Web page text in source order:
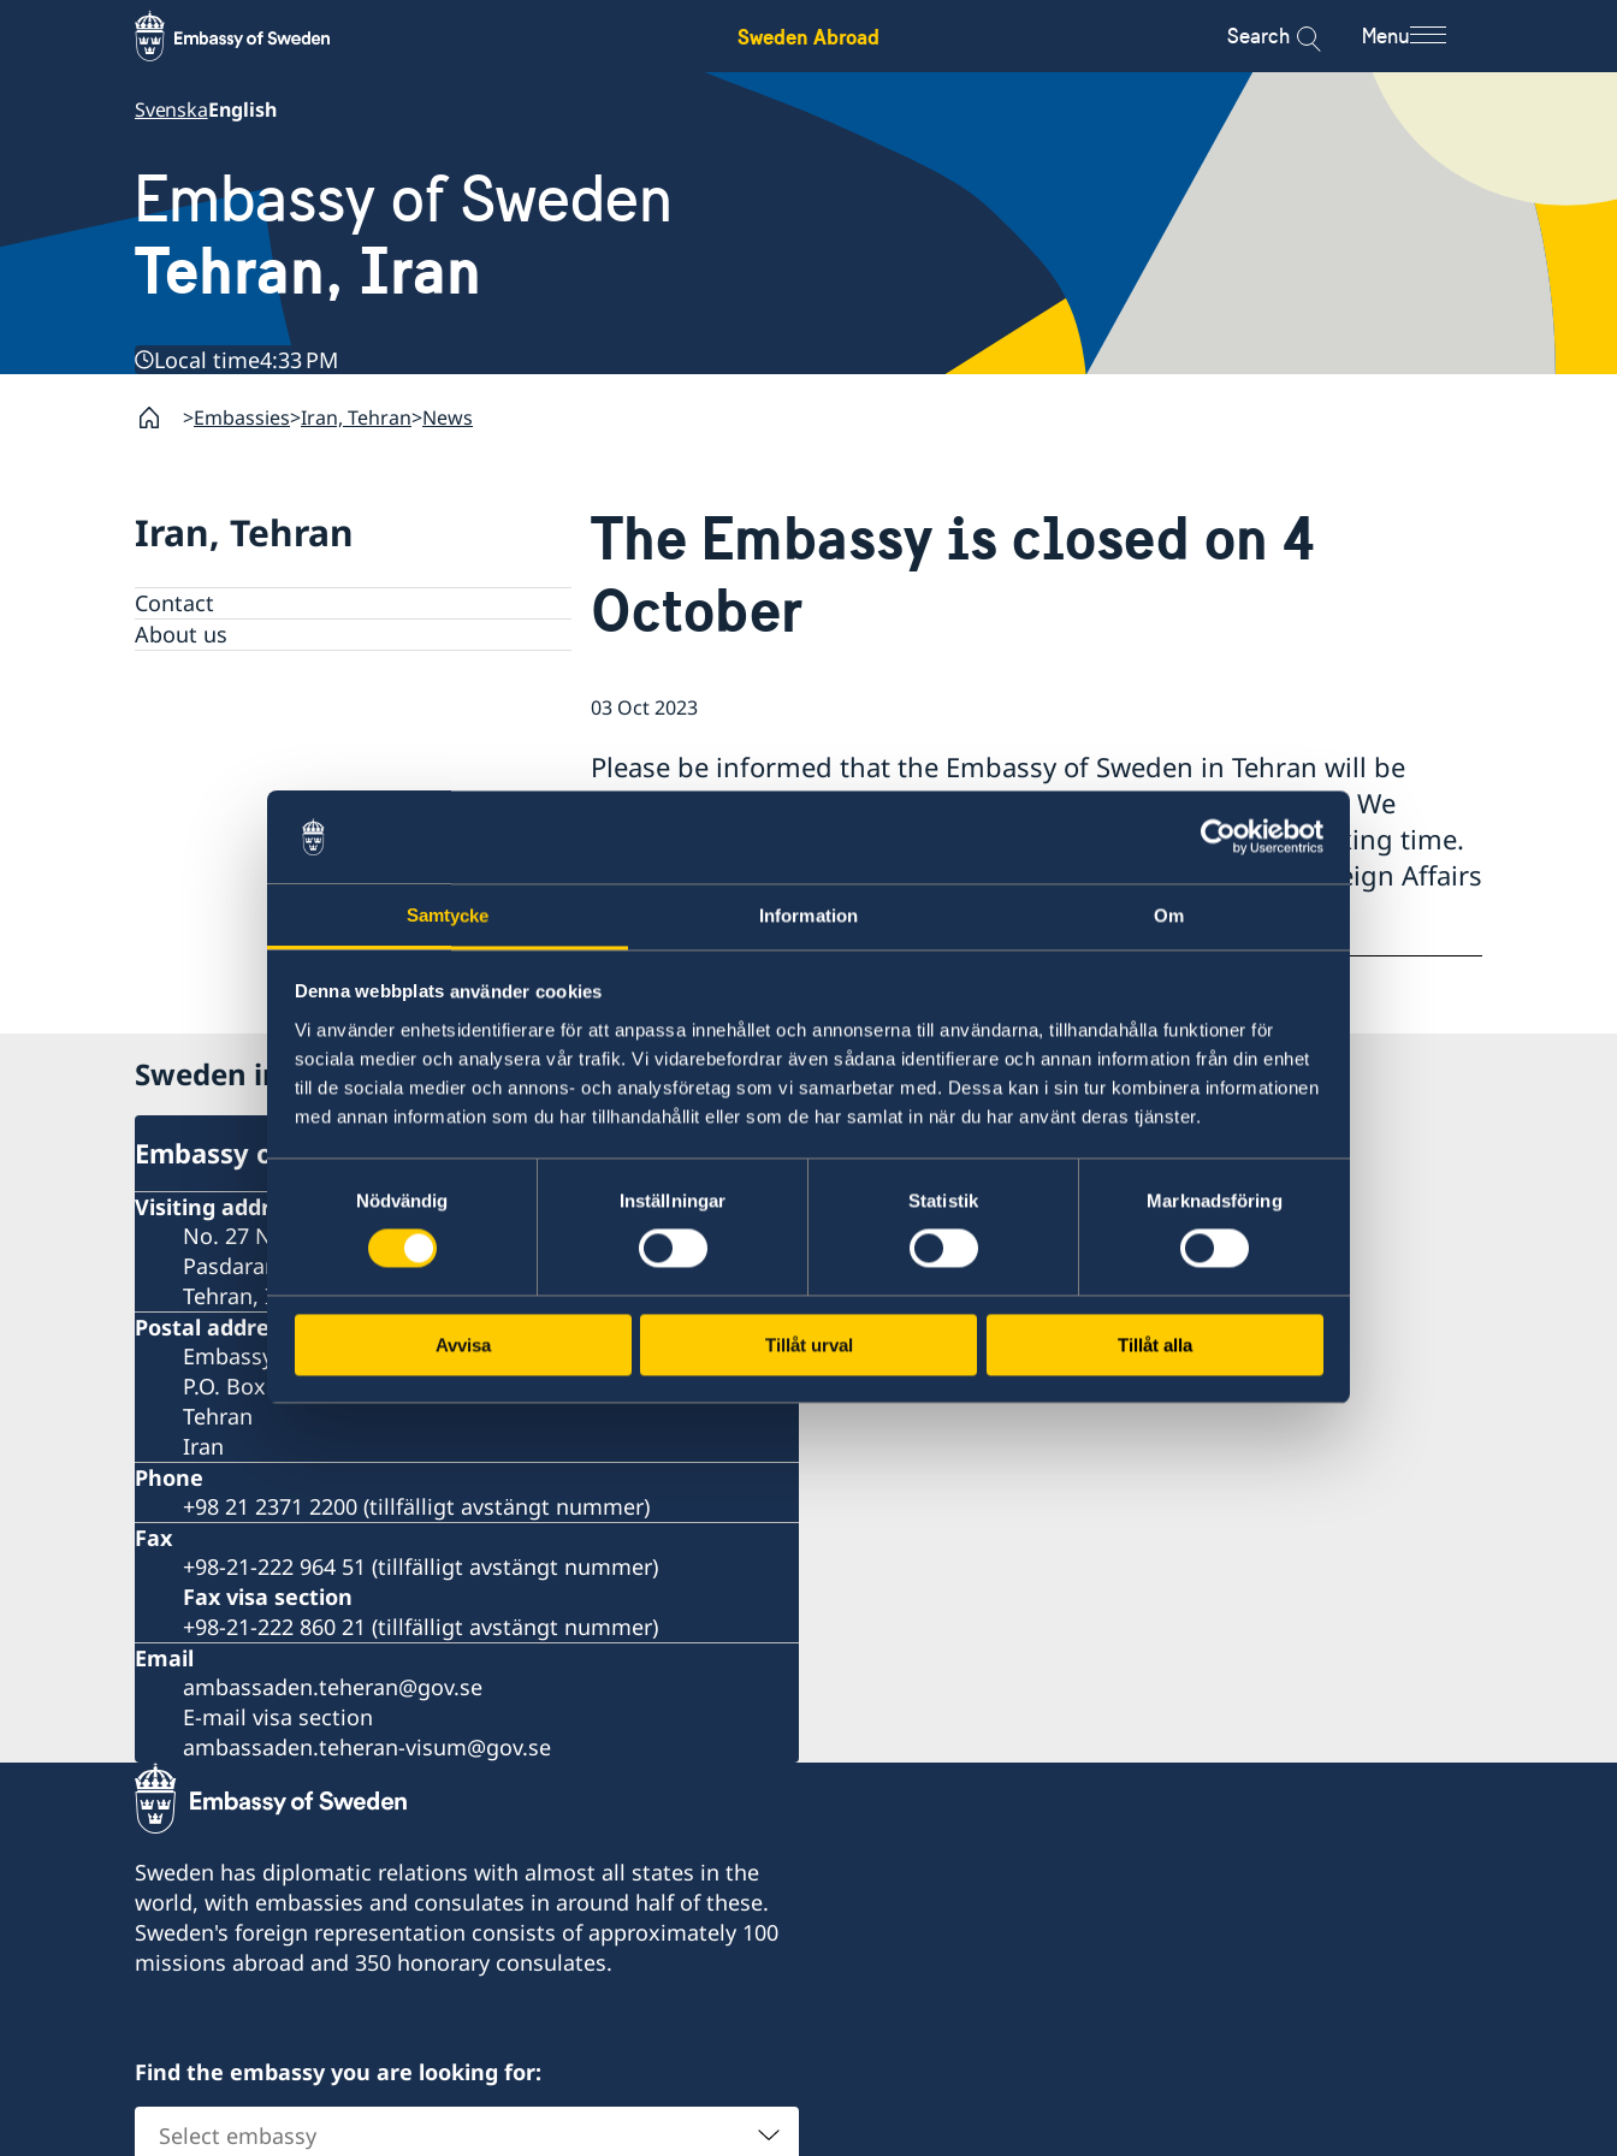
Samtycke Information Om
Denna webbplats använder cookies
Vi använder enhetsidentifierare för att anpassa innehållet och annonserna till användarna, tillhandahålla funktioner för
sociala medier och analysera vår trafik. Vi vidarebefordrar även sådana identifierare och annan information från din enhet
till de sociala medier och annons- och analysföretag som vi samarbetar med. Dessa kan i sin tur kombinera informationen
med annan information som du har tillhandahållit eller som de har samlat in när du har använt deras tjänster.
Nödvändig
Inställningar Statistik Marknadsföring
Avvisa Tillåt urval Tillåt alla
Sweden Abroad Search Menu
SvenskaEnglish
Embassy of Sweden
Tehran, Iran
Local time4:33 PM
Embassies Iran, Tehran News
Iran, Tehran
Contact
About us
The Embassy is closed on 4
October
03 Oct 2023
Please be informed that the Embassy of Sweden in Tehran will be
closed on 4 October, due to health day for the Embassy staff. We
continue work on Thursday, 5 October, with our regular working time.
In case of consular emergencies, contact the Ministry of Foreign Affairs
at number 08-405 50 05.
Sweden in Iran
Embassy of Sweden in Tehran
Visiting address
No. 27 Nastaran St, Boostan St.
Pasdaran Ave.
Tehran, Iran
Postal address
Embassy of Sweden
P.O. Box 458
Tehran
Iran
Phone
+98 21 2371 2200 (tillfälligt avstängt nummer)
Fax
+98-21-222 964 51 (tillfälligt avstängt nummer)
Fax visa section
+98-21-222 860 21 (tillfälligt avstängt nummer)
Email
ambassaden.teheran@gov.se
E-mail visa section
ambassaden.teheran-visum@gov.se
Sweden has diplomatic relations with almost all states in the
world, with embassies and consulates in around half of these.
Sweden's foreign representation consists of approximately 100
missions abroad and 350 honorary consulates.
Find the embassy you are looking for:
Select
embassy